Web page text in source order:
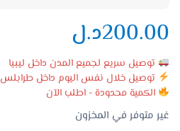
200.00د.ل
توصيل سريع لجميع المدن داخل ليبيا
توصيل خلال نفس اليوم داخل طرابلس
الكمية محدودة - اطلب الآن
غير متوفر في المخزون